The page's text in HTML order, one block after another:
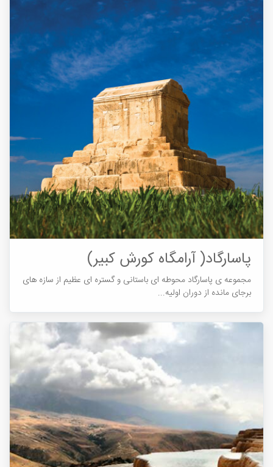
پاسارگاد( آرامگاه کورش کبیر)
مجموعه ی پاسارگاد محوطه ای باستانی و گستره ای عظیم از سازه های
برجای مانده از دوران اولیه...